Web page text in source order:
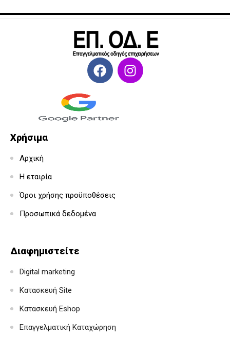
Χρήσιμα
Αρχική
Η εταιρία
Όροι χρήσης προϋποθέσεις
Προσωπικά δεδομένα
Διαφημιστείτε
Digital marketing
Κατασκευή Site
Κατασκευή Eshop
Επαγγελματική Καταχώρηση